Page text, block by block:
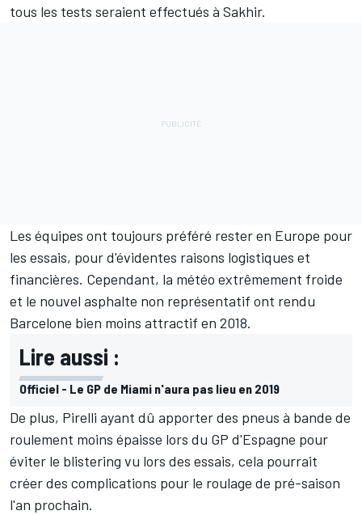
tous les tests seraient effectués à Sakhir.
Les équipes ont toujours préféré rester en Europe pour
les essais, pour d'évidentes raisons logistiques et
financières. Cependant, la météo extrêmement froide
et le nouvel asphalte non représentatif ont rendu
Barcelone bien moins attractif en 2018.
Lire aussi :
Officiel - Le GP de Miami n'aura pas lieu en 2019
De plus, Pirelli ayant dû apporter des pneus à bande de
roulement moins épaisse lors du GP d'Espagne pour
éviter le blistering vu lors des essais, cela pourrait
créer des complications pour le roulage de pré-saison
l'an prochain.